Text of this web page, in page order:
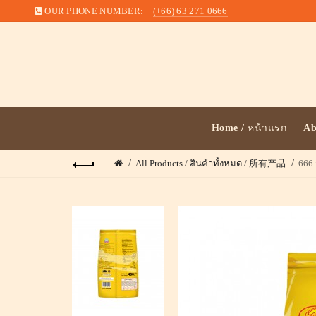
OUR PHONE NUMBER: (+66) 63 271 0666
Home / หน้าแรก
All Products / สินค้าทั้งหมด / 所有产品 666